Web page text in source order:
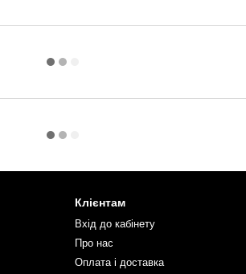
Клієнтам
Вхід до кабінету
Про нас
Оплата і доставка